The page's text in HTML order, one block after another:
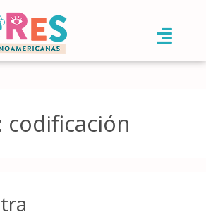
codificación